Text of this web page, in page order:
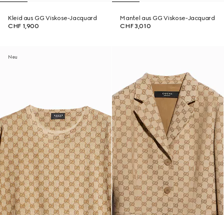
Kleid aus GG Viskose-Jacquard
CHF 1,900
Mantel aus GG Viskose-Jacquard
CHF 3,010
Neu